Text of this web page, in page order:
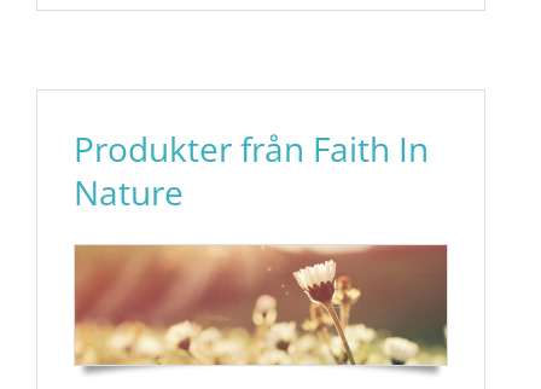
Produkter från Faith In
Nature